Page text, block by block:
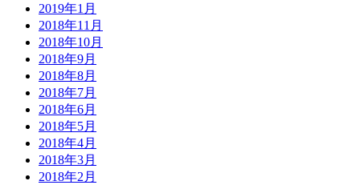
2019年1月
2018年11月
2018年10月
2018年9月
2018年8月
2018年7月
2018年6月
2018年5月
2018年4月
2018年3月
2018年2月